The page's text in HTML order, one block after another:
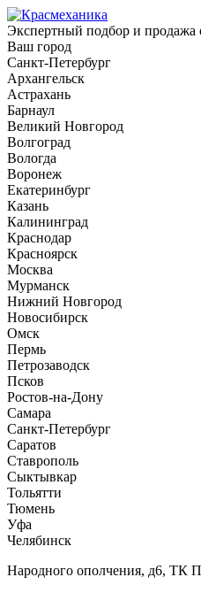
Экспертный подбор и продажа
Ваш город
Санкт-Петербург
Архангельск
Астрахань
Барнаул
Великий Новгород
Волгоград
Вологда
Воронеж
Екатеринбург
Казань
Калининград
Краснодар
Красноярск
Москва
Мурманск
Нижний Новгород
Новосибирск
Омск
Пермь
Петрозаводск
Псков
Ростов-на-Дону
Самара
Санкт-Петербург
Саратов
Ставрополь
Сыктывкар
Тольятти
Тюмень
Уфа
Челябинск
Народного ополчения, д6, ТК